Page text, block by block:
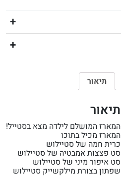
תיאור
תיאור
המארז המושלם לילדה מצא בסטייל!
המארז מכיל בתוכו
כרית חמה של סטיילוש
סט פצצות אמבטיה של סטיילוש
סט איפור מיני של סטיילוש
שפתון בצורת מילקשייק סטיילוש